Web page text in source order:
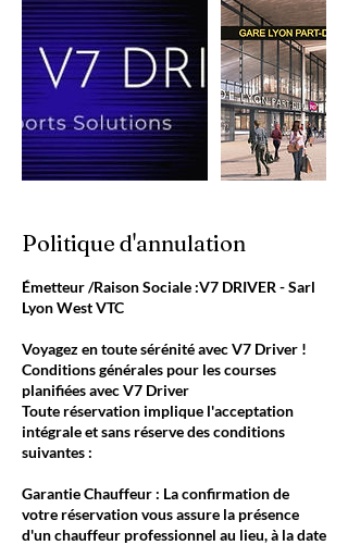
Politique d'annulation
Émetteur /Raison Sociale :V7 DRIVER - Sarl
Lyon West VTC
Voyagez en toute sérénité avec V7 Driver !
Conditions générales pour les courses
planifiées avec V7 Driver
Toute réservation implique l'acceptation
intégrale et sans réserve des conditions
suivantes :
Garantie Chauffeur : La confirmation de
votre réservation vous assure la présence
d'un chauffeur professionnel au lieu, à la date